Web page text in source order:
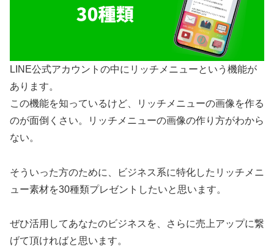
LINE公式アカウントの中にリッチメニューという機能が
あります。
この機能を知っているけど、リッチメニューの画像を作る
のが面倒くさい。リッチメニューの画像の作り方がわから
ない。
そういった方のために、ビジネス系に特化したリッチメニ
ュー素材を30種類プレゼントしたいと思います。
ぜひ活用してあなたのビジネスを、さらに売上アップに繋
げて頂ければと思います。